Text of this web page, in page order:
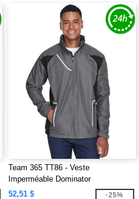
Team 365 TT86 - Veste
Imperméable Dominator
52,51 $
-25%